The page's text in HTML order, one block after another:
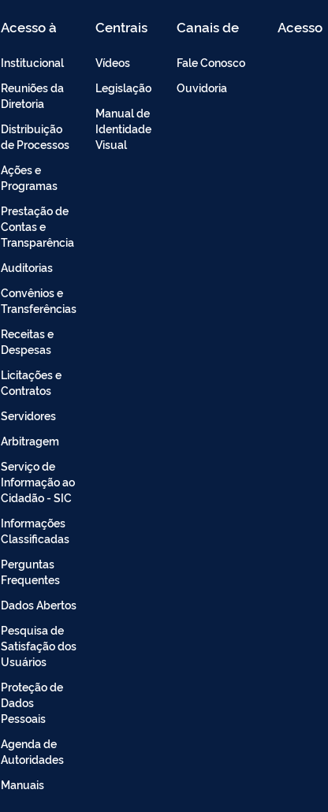
Acesso à
Institucional
Reuniões da
Diretoria
Distribuição
de Processos
Ações e
Programas
Prestação de
Contas e
Transparência
Auditorias
Convênios e
Transferências
Receitas e
Despesas
Licitações e
Contratos
Servidores
Arbitragem
Serviço de
Informação ao
Cidadão - SIC
Informações
Classificadas
Perguntas
Frequentes
Dados Abertos
Pesquisa de
Satisfação dos
Usuários
Proteção de
Dados
Pessoais
Agenda de
Autoridades
Manuais
Centrais
Vídeos
Legislação
Manual de
Identidade
Visual
Canais de
Fale Conosco
Ouvidoria
Acesso